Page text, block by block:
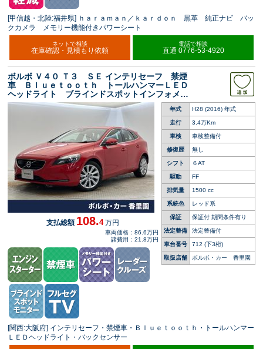
[甲信越・北陸:福井県] ｈａｒａｍａｎ／ｋａｒｄｏｎ 黒革 純正ナビ バッ
クカメラ メモリー機能付きパワーシート
ネットで相談
在庫確認・見積もり依頼
電話で相談
直通 0776-53-4920
ボルボ Ｖ４０ Ｔ３ ＳＥ インテリセーフ 禁煙
車 Ｂｌｕｅｔｏｏｔｈ トールハンマーＬＥＤ
ヘッドライト ブラインドスポットインフォメー
ション バックセンサー 純正１６インチアルミ
ホイール ＥＴＣ スマートキー オートライト
年式 H28 (2016) 年式
走行 3.4万Km
車検 車検整備付
修復歴 無し
シフト ６AT
駆動 FF
排気量 1500 cc
系統色 レッド系
保証 保証付 期間条件有り
法定整備 法定整備付
車台番号 712 (下3桁)
取扱店舗 ボルボ・カー 香里園
支払総額108.4 万円
車両価格：86.6万円
諸費用：21.8万円
[関西:大阪府] インテリセーフ・禁煙車・Ｂｌｕｅｔｏｏｔｈ・トールハンマー
ＬＥＤヘッドライト・バックセンサー